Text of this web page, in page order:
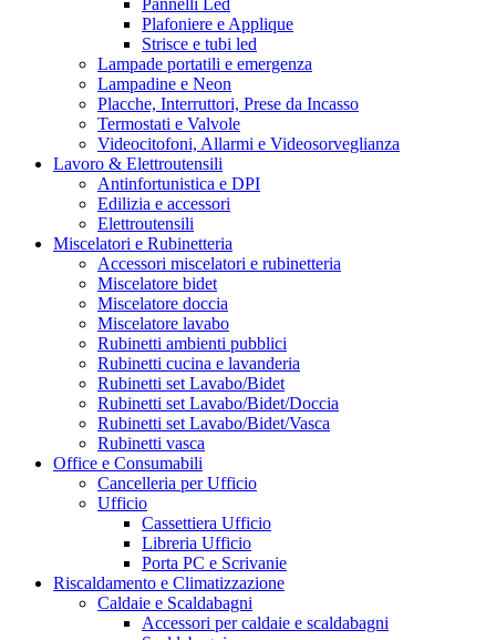
Pannelli Led
Plafoniere e Applique
Strisce e tubi led
Lampade portatili e emergenza
Lampadine e Neon
Placche, Interruttori, Prese da Incasso
Termostati e Valvole
Videocitofoni, Allarmi e Videosorveglianza
Lavoro & Elettroutensili
Antinfortunistica e DPI
Edilizia e accessori
Elettroutensili
Miscelatori e Rubinetteria
Accessori miscelatori e rubinetteria
Miscelatore bidet
Miscelatore doccia
Miscelatore lavabo
Rubinetti ambienti pubblici
Rubinetti cucina e lavanderia
Rubinetti set Lavabo/Bidet
Rubinetti set Lavabo/Bidet/Doccia
Rubinetti set Lavabo/Bidet/Vasca
Rubinetti vasca
Office e Consumabili
Cancelleria per Ufficio
Ufficio
Cassettiera Ufficio
Libreria Ufficio
Porta PC e Scrivanie
Riscaldamento e Climatizzazione
Caldaie e Scaldabagni
Accessori per caldaie e scaldabagni